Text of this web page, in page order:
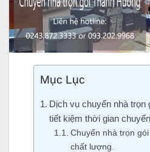
Mục Lục
Dịch vụ chuyển nhà
tiết kiệm thời gian
Chuyển nhà trọn
chất lượng.